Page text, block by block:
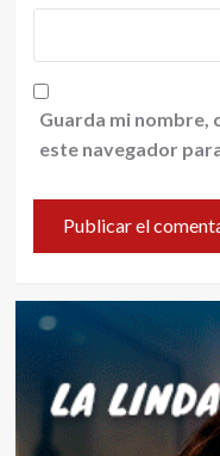
Guarda mi nombre,
este navegador